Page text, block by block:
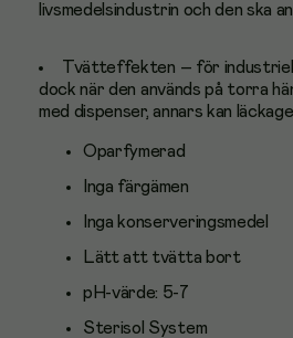
livsmedelsindustrin och den ska
Tvätteffekten – för
dock när den används på torra
med dispenser, annars kan
Oparfymerad
Inga färgämen
Inga konserveringsmedel
Lätt att tvätta bort
pH-värde: 5-7
Sterisol System